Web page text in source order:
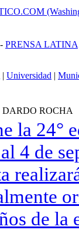
- PRENSA LATINA
| Universidad |
DARDO ROCHA
la 24°
4 de
de la